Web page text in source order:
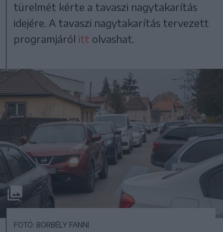
türelmét kérte a tavaszi nagytakarítás
idejére. A tavaszi nagytakarítás tervezett
programjáról itt olvashat.
FOTÓ: BORBÉLY FANNI